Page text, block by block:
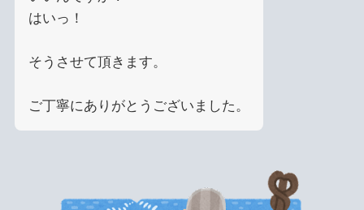
はいっ！
そうさせて頂きます。
ご丁寧にありがとうございました。